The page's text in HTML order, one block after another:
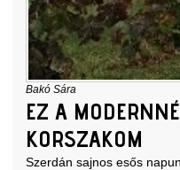
Bakó Sára
EZ A
KORSZAKOM
Szerdán sajnos esős